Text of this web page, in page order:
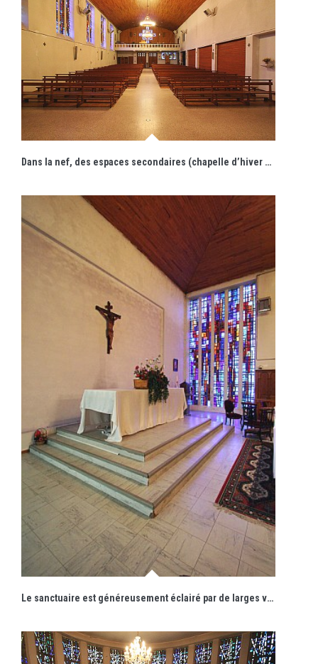
Dans la nef, des espaces secondaires (chapelle d’hiver et annexes paroissiales) peuvent être latéralement ouverts ou fermés par des cloisons mobiles en lattes de bois.
Le sanctuaire est généreusement éclairé par de larges verrières latérales exécutées en dalles de verre par Gabriel Loire.